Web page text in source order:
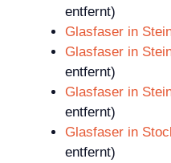
entfernt)
Glasfaser in
Glasfaser in
entfernt)
Glasfaser in
entfernt)
Glasfaser in
entfernt)